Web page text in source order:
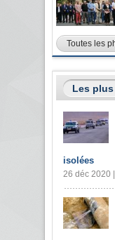
Toutes les
Les
isolées
26 déc 2020 |